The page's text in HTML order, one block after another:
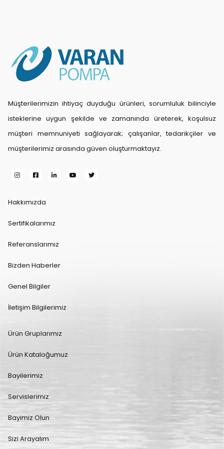
Müşterilerimizin ihtiyaç duyduğu ürünleri, sorumluluk bilinciyle
isteklerine uygun şekilde ve zamanında üreterek, koşulsuz
müşteri memnuniyeti sağlayarak; çalışanlar, tedarikçiler ve
müşterilerimiz arasında güven oluşturmaktayız.
Hakkımızda
Sertifikalarımız
Referanslarımız
Bizden Haberler
Genel Bilgiler
İletişim Bilgilerimiz
Ürün Gruplarımız
Ürün Kataloğumuz
Bayilerimiz
Servislerimiz
Bayimiz Olun
Sizi Arayalım